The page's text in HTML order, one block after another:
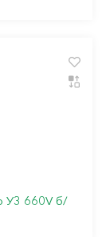
У3 660V б/